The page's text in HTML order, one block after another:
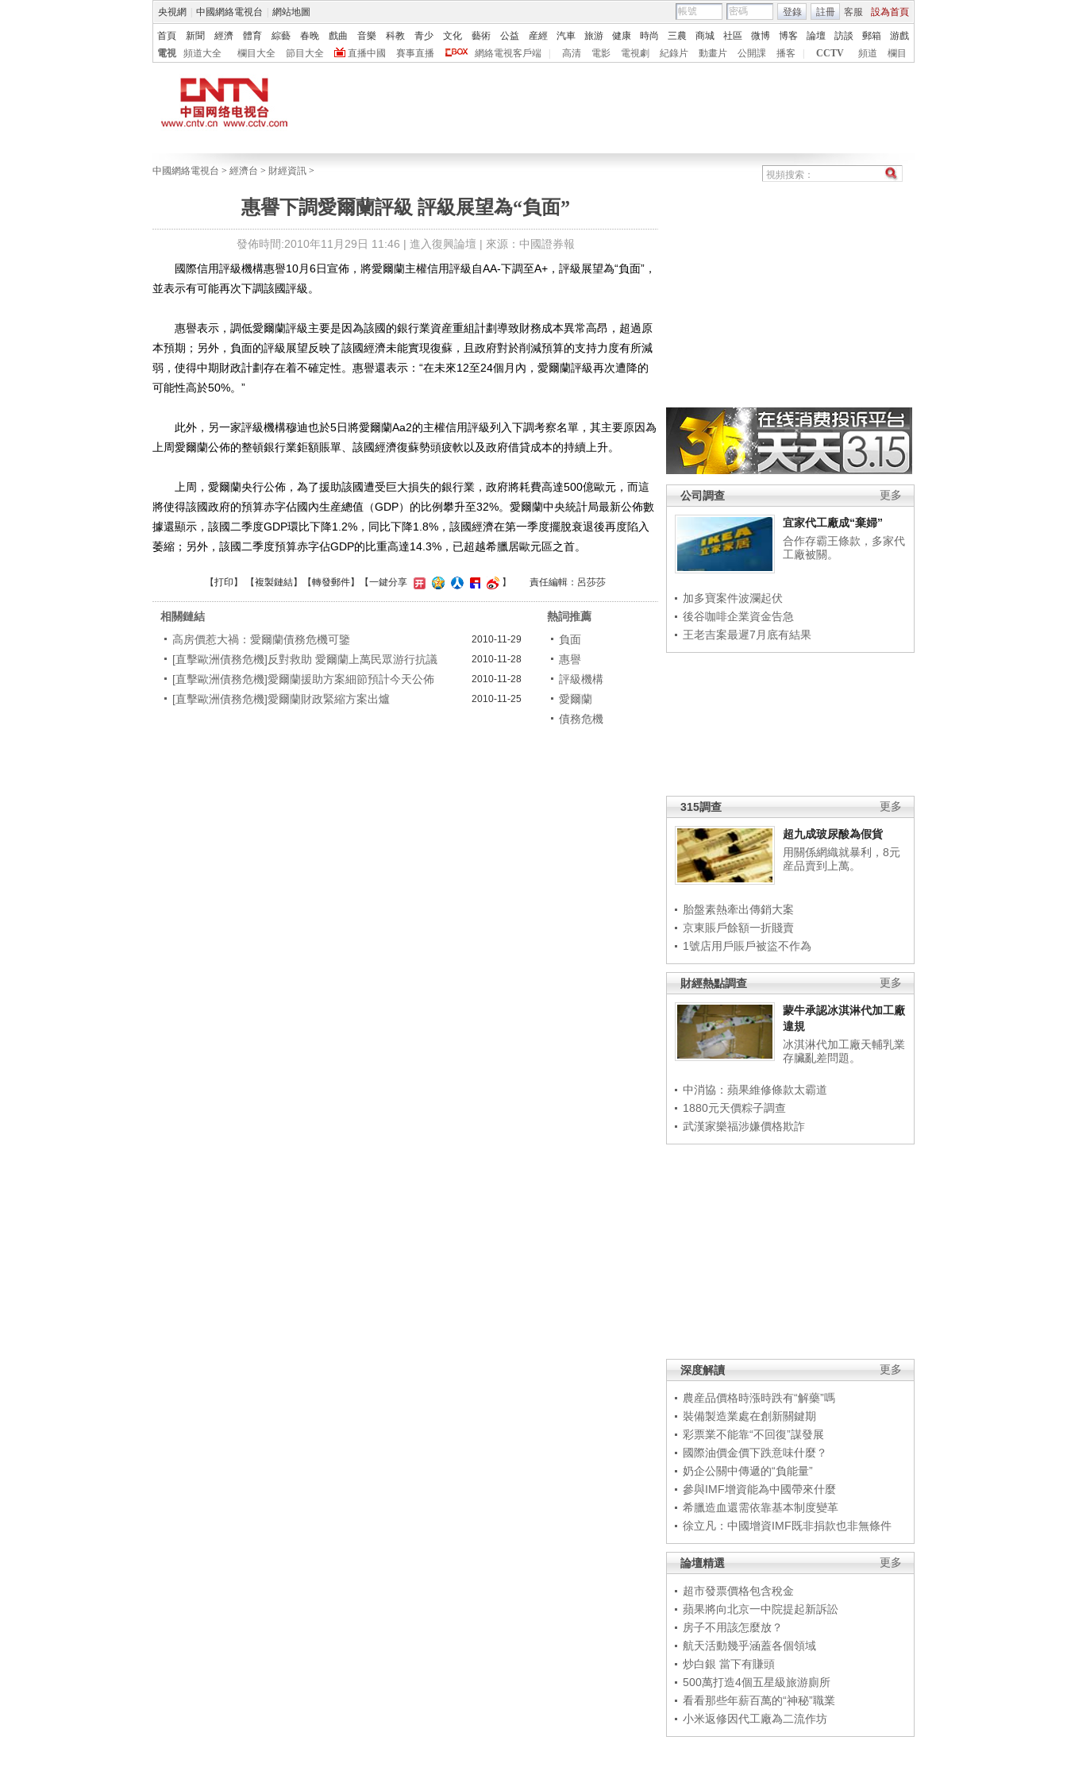
央視網 中國網絡電視台 網站地圖 客服 設為首頁
登錄 註冊
首頁 新聞 經濟 體育 綜藝 春晚 戲曲 音樂 科教 青少 文化 藝術 公益 産經 汽車 旅游 健康 時尚 三農 商城 社區 微博 博客 論壇 訪談 郵箱
游戲
電視
頻道大全 欄目大全 節目大全 直播中國 賽事直播 網絡電視客戶端 高清 電影 電視劇 紀錄片 動畫片 公開課 播客 CCTV 頻道 欄目
中國網絡電視台 > 經濟台 > 財經資訊 >
惠譽下調愛爾蘭評級 評級展望為“負面”
發佈時間:2010年11月29日 11:46 | 進入復興論壇 | 來源：中國證券報
更多
公司調查
宜家代工廠成“棄婦”
合作存霸王條款，多家代
工廠被關。
加多寶案件波瀾起伏
後谷咖啡企業資金告急
王老吉案最遲7月底有結果
更多
315調查
超九成玻尿酸為假貨
用關係網織就暴利，8元
産品賣到上萬。
胎盤素熱牽出傳銷大案
京東賬戶餘額一折賤賣
1號店用戶賬戶被盜不作為
更多
財經熱點調查
蒙牛承認冰淇淋代加工廠
違規
冰淇淋代加工廠天輔乳業
存臟亂差問題。
中消協：蘋果維修條款太霸道
1880元天價粽子調查
武漢家樂福涉嫌價格欺詐
更多
深度解讀
農産品價格時漲時跌有“解藥”嗎
裝備製造業處在創新關鍵期
彩票業不能靠“不回復”謀發展
國際油價金價下跌意味什麼？
奶企公關中傳遞的“負能量”
參與IMF增資能為中國帶來什麼
希臘造血還需依靠基本制度變革
徐立凡：中國增資IMF既非捐款也非無條件
更多
論壇精選
超市發票價格包含稅金
蘋果將向北京一中院提起新訴訟
房子不用該怎麼放？
航天活動幾乎涵蓋各個領域
炒白銀 當下有賺頭
500萬打造4個五星級旅游廁所
看看那些年薪百萬的“神秘”職業
小米返修因代工廠為二流作坊
國際信用評級機構惠譽10月6日宣佈，將愛爾蘭主權信用評級自AA-下調至A+，評級展望為“負面”，
並表示有可能再次下調該國評級。
惠譽表示，調低愛爾蘭評級主要是因為該國的銀行業資産重組計劃導致財務成本異常高昂，超過原
本預期；另外，負面的評級展望反映了該國經濟未能實現復蘇，且政府對於削減預算的支持力度有所減
弱，使得中期財政計劃存在着不確定性。惠譽還表示：“在未來12至24個月內，愛爾蘭評級再次遭降的
可能性高於50%。”
此外，另一家評級機構穆迪也於5日將愛爾蘭Aa2的主權信用評級列入下調考察名單，其主要原因為
上周愛爾蘭公佈的整頓銀行業鉅額賬單、該國經濟復蘇勢頭疲軟以及政府借貸成本的持續上升。
上周，愛爾蘭央行公佈，為了援助該國遭受巨大損失的銀行業，政府將耗費高達500億歐元，而這
將使得該國政府的預算赤字佔國內生産總值（GDP）的比例攀升至32%。愛爾蘭中央統計局最新公佈數
據還顯示，該國二季度GDP環比下降1.2%，同比下降1.8%，該國經濟在第一季度擺脫衰退後再度陷入
萎縮；另外，該國二季度預算赤字佔GDP的比重高達14.3%，已超越希臘居歐元區之首。
【打印 】 【複製鏈結】【轉發郵件】 【一鍵分享 】 責任編輯：呂莎莎
相關鏈結
高房價惹大禍：愛爾蘭債務危機可鑒
2010-11-29
[直擊歐洲債務危機]反對救助 愛爾蘭上萬民眾游行抗議 2010-11-28
[直擊歐洲債務危機]愛爾蘭援助方案細節預計今天公佈 2010-11-28
[直擊歐洲債務危機]愛爾蘭財政緊縮方案出爐 2010-11-25
熱詞推薦
負面
惠譽
評級機構
愛爾蘭
債務危機